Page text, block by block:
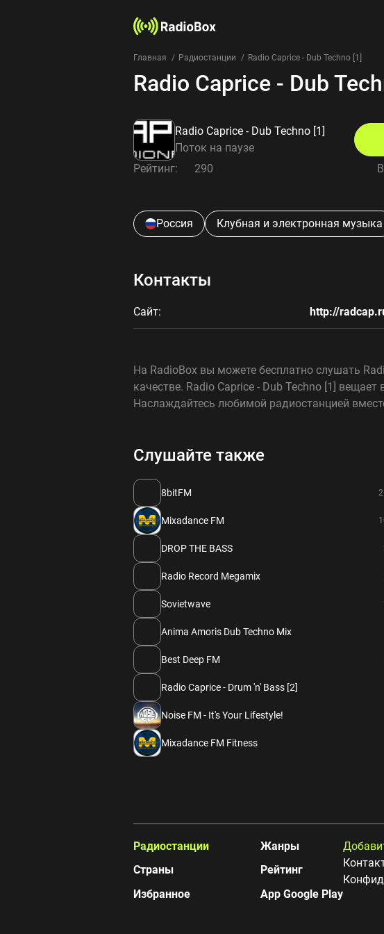
Главная Радиостанции Radio Caprice - Dub Techno [1]
Radio Caprice - Dub
Radio Caprice - Dub Techno [1]
Поток на паузе
Рейтинг: 290
Россия Клубная и электронная музыка
Контакты
Сайт: http://
На RadioBox вы можете бесплатно слушать
качестве. Radio Caprice - Dub Techno [1]
Наслаждайтесь любимой радиостанцией
Слушайте также
8bitFM
Mixadance FM
DROP THE BASS
Radio Record Megamix
Sovietwave
Anima Amoris Dub Techno Mix
Best Deep FM
Radio Caprice - Drum 'n' Bass [2]
Noise FM - It's Your Lifestyle!
Mixadance FM Fitness
Радиостанции
Жанры
Страны
Рейтинг
Избранное
App Google Play